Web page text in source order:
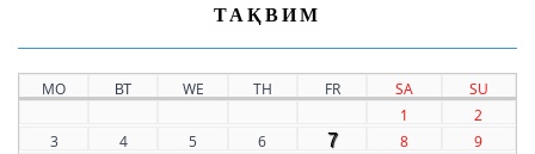
ТАҚВИМ
MO ВТ WE TH FR SA
SU
1
2
3
4 5 6 7 8
9